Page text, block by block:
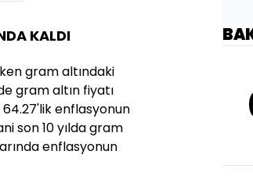
KALDI
gram altındaki
gram altın fiyatı
64.27'lik enflasyonun
son 10 yılda gram
enflasyonun